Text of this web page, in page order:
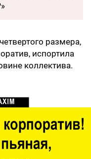
размера,
испортила
коллектива.